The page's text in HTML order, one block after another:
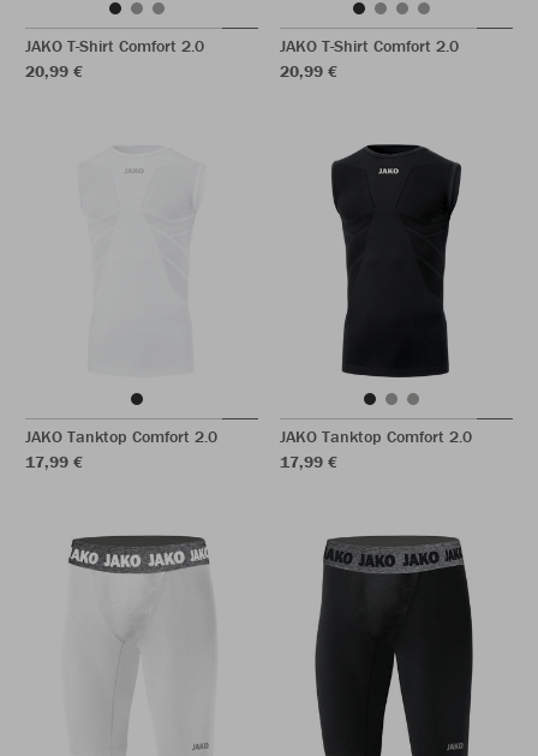
JAKO T-Shirt Comfort 2.0
20,99 €
JAKO T-Shirt Comfort 2.0
20,99 €
JAKO Tanktop Comfort 2.0
17,99 €
JAKO Tanktop Comfort 2.0
17,99 €